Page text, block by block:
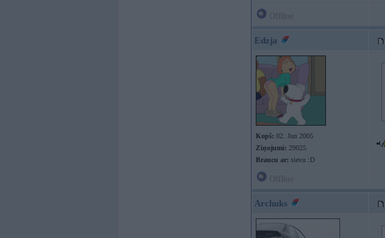
Edzja
Kopš: 02. Jun 2005
Ziņojumi: 29025
Braucu ar: sievu :D
Archuks